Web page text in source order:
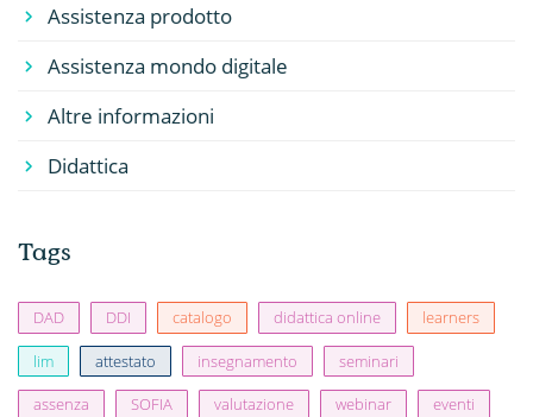
Assistenza prodotto
Assistenza mondo digitale
Altre informazioni
Didattica
Tags
DAD DDI catalogo didattica online learners
lim attestato insegnamento seminari
assenza SOFIA valutazione webinar eventi